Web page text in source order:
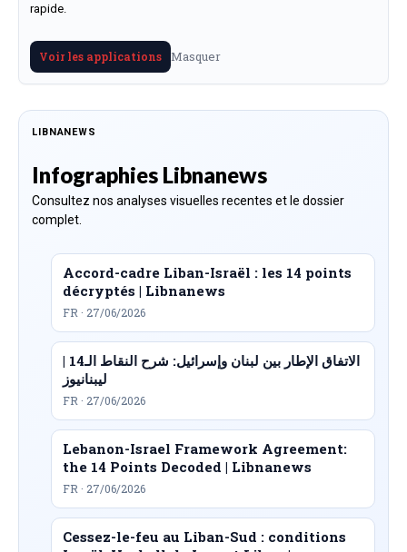
rapide.
Voir les applications Masquer
LIBNANEWS
Infographies Libnanews
Consultez nos analyses visuelles recentes et le dossier
complet.
Accord-cadre Liban-Israël : les 14 points
décryptés | Libnanews
FR · 27/06/2026
الاتفاق الإطار بين لبنان وإسرائيل: شرح النقاط الـ14 |
ليبنانيوز
FR · 27/06/2026
Lebanon-Israel Framework Agreement:
the 14 Points Decoded | Libnanews
FR · 27/06/2026
Cessez-le-feu au Liban-Sud : conditions